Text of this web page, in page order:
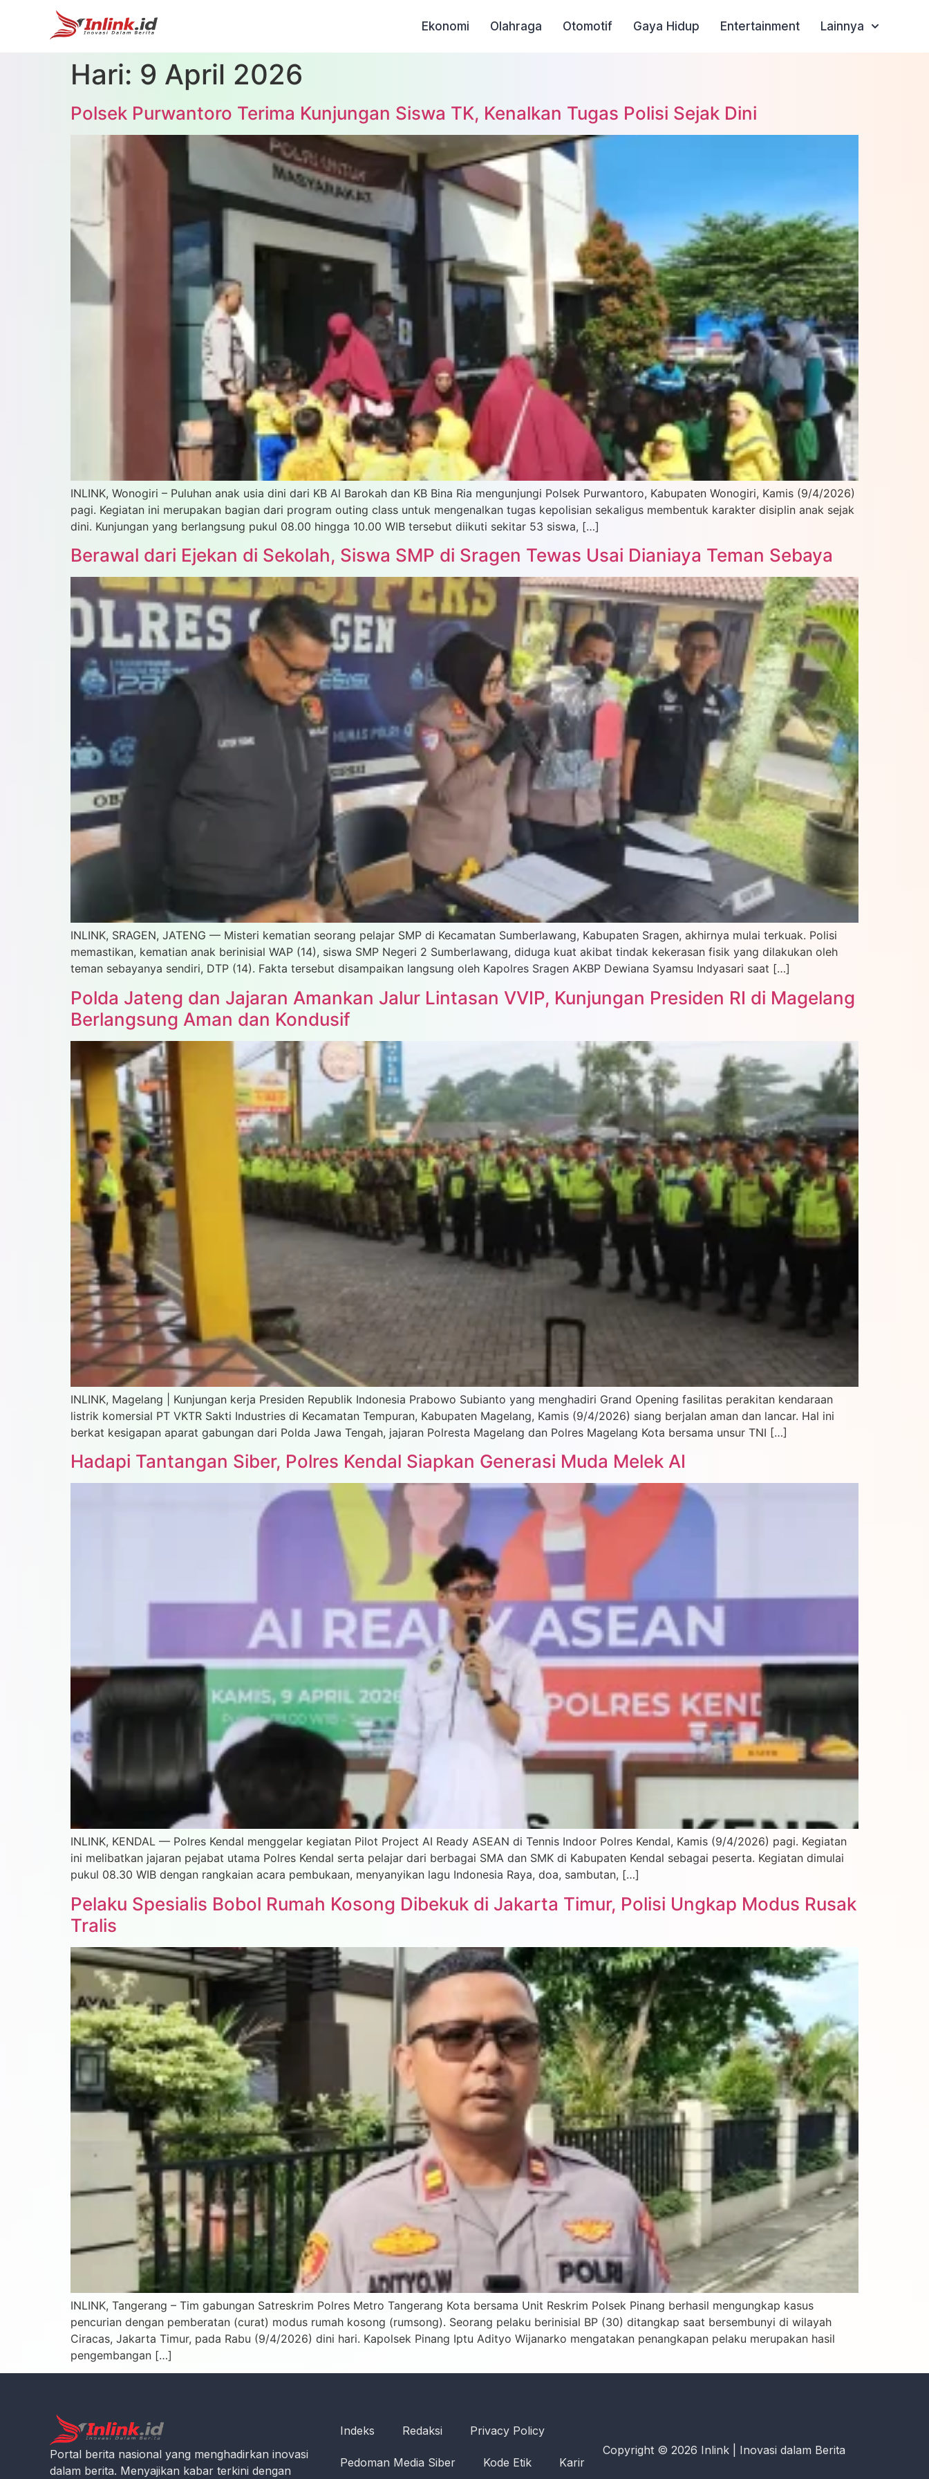
Ekonomi Olahraga Otomotif Gaya Hidup Entertainment Lainnya
Hari: 9 April 2026
Polsek Purwantoro Terima Kunjungan Siswa TK, Kenalkan Tugas Polisi Sejak Dini
INLINK, Wonogiri – Puluhan anak usia dini dari KB Al Barokah dan KB Bina Ria mengunjungi Polsek Purwantoro, Kabupaten Wonogiri, Kamis (9/4/2026)
pagi. Kegiatan ini merupakan bagian dari program outing class untuk mengenalkan tugas kepolisian sekaligus membentuk karakter disiplin anak sejak
dini. Kunjungan yang berlangsung pukul 08.00 hingga 10.00 WIB tersebut diikuti sekitar 53 siswa, […]
Berawal dari Ejekan di Sekolah, Siswa SMP di Sragen Tewas Usai Dianiaya Teman Sebaya
INLINK, SRAGEN, JATENG — Misteri kematian seorang pelajar SMP di Kecamatan Sumberlawang, Kabupaten Sragen, akhirnya mulai terkuak. Polisi
memastikan, kematian anak berinisial WAP (14), siswa SMP Negeri 2 Sumberlawang, diduga kuat akibat tindak kekerasan fisik yang dilakukan oleh
teman sebayanya sendiri, DTP (14). Fakta tersebut disampaikan langsung oleh Kapolres Sragen AKBP Dewiana Syamsu Indyasari saat […]
Polda Jateng dan Jajaran Amankan Jalur Lintasan VVIP, Kunjungan Presiden RI di Magelang
Berlangsung Aman dan Kondusif
INLINK, Magelang | Kunjungan kerja Presiden Republik Indonesia Prabowo Subianto yang menghadiri Grand Opening fasilitas perakitan kendaraan
listrik komersial PT VKTR Sakti Industries di Kecamatan Tempuran, Kabupaten Magelang, Kamis (9/4/2026) siang berjalan aman dan lancar. Hal ini
berkat kesigapan aparat gabungan dari Polda Jawa Tengah, jajaran Polresta Magelang dan Polres Magelang Kota bersama unsur TNI […]
Hadapi Tantangan Siber, Polres Kendal Siapkan Generasi Muda Melek AI
INLINK, KENDAL — Polres Kendal menggelar kegiatan Pilot Project AI Ready ASEAN di Tennis Indoor Polres Kendal, Kamis (9/4/2026) pagi. Kegiatan
ini melibatkan jajaran pejabat utama Polres Kendal serta pelajar dari berbagai SMA dan SMK di Kabupaten Kendal sebagai peserta. Kegiatan dimulai
pukul 08.30 WIB dengan rangkaian acara pembukaan, menyanyikan lagu Indonesia Raya, doa, sambutan, […]
Pelaku Spesialis Bobol Rumah Kosong Dibekuk di Jakarta Timur, Polisi Ungkap Modus Rusak
Tralis
INLINK, Tangerang – Tim gabungan Satreskrim Polres Metro Tangerang Kota bersama Unit Reskrim Polsek Pinang berhasil mengungkap kasus
pencurian dengan pemberatan (curat) modus rumah kosong (rumsong). Seorang pelaku berinisial BP (30) ditangkap saat bersembunyi di wilayah
Ciracas, Jakarta Timur, pada Rabu (9/4/2026) dini hari. Kapolsek Pinang Iptu Adityo Wijanarko mengatakan penangkapan pelaku merupakan hasil
pengembangan […]
Portal berita nasional yang menghadirkan inovasi
dalam berita. Menyajikan kabar terkini dengan
Indeks Redaksi Privacy Policy
Pedoman Media Siber Kode Etik Karir
Copyright © 2026 Inlink | Inovasi dalam Berita